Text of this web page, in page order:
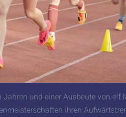
und einer Ausbeute von elf
ihren